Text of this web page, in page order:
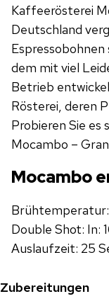
Kaffeerösterei
Deutschland
dem mit viel
Betrieb
Rösterei, deren
Probieren Sie
Mocambo –
Mocambo
Double Shot: In:
Auslaufzeit: 25
Zubereitungen